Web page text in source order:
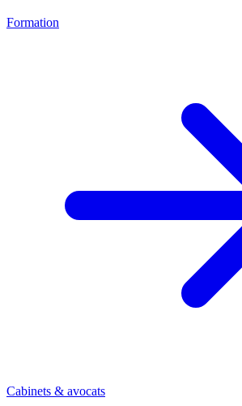
Formation
Cabinets & avocats